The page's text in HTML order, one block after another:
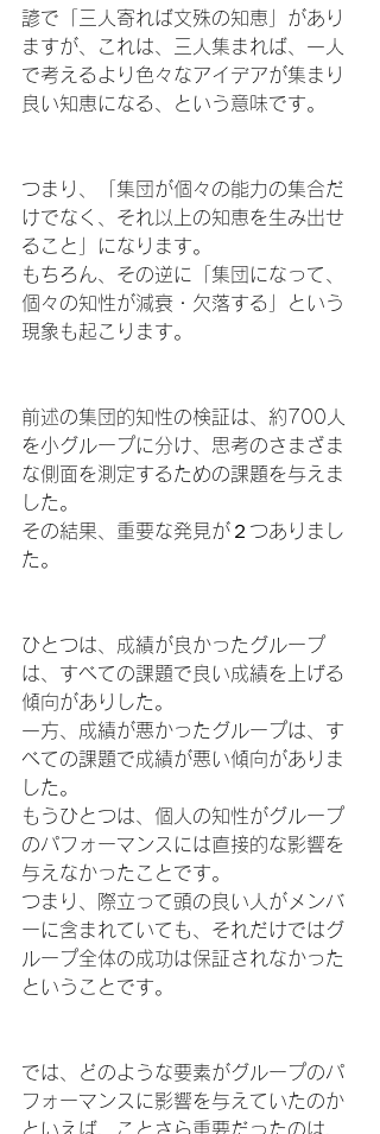
諺で「三人寄れば文殊の知恵」があり
ますが、これは、三人集まれば、一人
で考えるより色々なアイデアが集まり
良い知恵になる、という意味です。
つまり、「集団が個々の能力の集合だ
けでなく、それ以上の知恵を生み出せ
ること」になります。
もちろん、その逆に「集団になって、
個々の知性が減衰・欠落する」という
現象も起こります。
前述の集団的知性の検証は、約700人
を小グループに分け、思考のさまざま
な側面を測定するための課題を与えま
した。
その結果、重要な発見が２つありまし
た。
ひとつは、成績が良かったグループ
は、すべての課題で良い成績を上げる
傾向がありした。
一方、成績が悪かったグループは、す
べての課題で成績が悪い傾向がありま
した。
もうひとつは、個人の知性がグループ
のパフォーマンスには直接的な影響を
与えなかったことです。
つまり、際立って頭の良い人がメンバ
ーに含まれていても、それだけではグ
ループ全体の成功は保証されなかった
ということです。
では、どのような要素がグループのパ
フォーマンスに影響を与えていたのか
といえば、ことさら重要だったのは、